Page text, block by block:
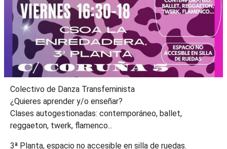
Colectivo de Danza Transfeminista
¿Quieres aprender y/o enseñar?
Clases autogestionadas: contemporáneo, ballet,
reggaeton, twerk, flamenco...
3ª Planta, espacio no accesible en silla de ruedas.